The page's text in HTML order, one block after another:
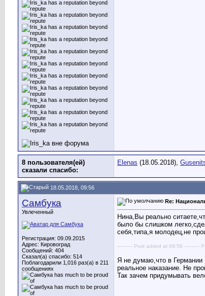
8 пользователя(ей)
сказали cпасибо:
Elenas (18.05.2018),
18.05.2018, 09:56
Самбука
Увлеченный
Регистрация: 09.09.2015
Адрес: Кировоград
Сообщений: 404
Сказал(а) спасибо: 514
Поблагодарили 1,016 раз(а) в 211
сообщениях
Re:
Нина,Вы реально
было бы слишком
себя,типа,я молодец,не
---------- Post added at 09:56 ----------
Я не думаю,что в Германии
реальное наказание. Не
Так зачем придумывать